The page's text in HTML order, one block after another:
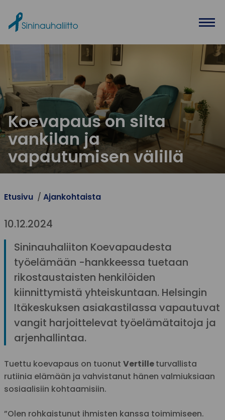
Koevapaus on silta
vankilan ja
vapautumisen välillä
Etusivu Ajankohtaista
10.12.2024
Sininauhaliiton Koevapaudesta
työelämään -hankkeessa tuetaan
rikostaustaisten henkilöiden
kiinnittymistä yhteiskuntaan. Helsingin
Itäkeskuksen asiakastilassa vapautuvat
vangit harjoittelevat työelämätaitoja ja
arjenhallintaa.
Tuettu koevapaus on tuonut Vertilleturvallista
rutiinia elämään ja vahvistanut hänen valmiuksiaan
sosiaalisiin kohtaamisiin.
”Olen rohkaistunut ihmisten kanssa toimimiseen.